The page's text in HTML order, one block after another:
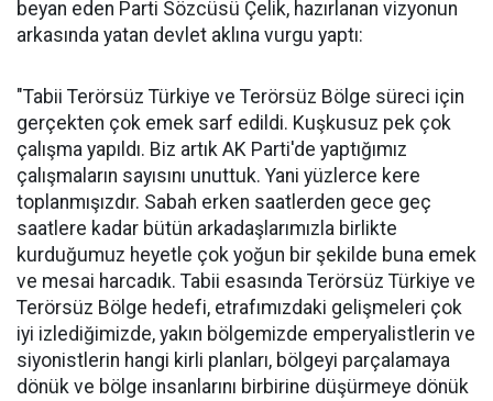
beyan eden Parti Sözcüsü Çelik, hazırlanan vizyonun
arkasında yatan devlet aklına vurgu yaptı:
"Tabii Terörsüz Türkiye ve Terörsüz Bölge süreci için
gerçekten çok emek sarf edildi. Kuşkusuz pek çok
çalışma yapıldı. Biz artık AK Parti'de yaptığımız
çalışmaların sayısını unuttuk. Yani yüzlerce kere
toplanmışızdır. Sabah erken saatlerden gece geç
saatlere kadar bütün arkadaşlarımızla birlikte
kurduğumuz heyetle çok yoğun bir şekilde buna emek
ve mesai harcadık. Tabii esasında Terörsüz Türkiye ve
Terörsüz Bölge hedefi, etrafımızdaki gelişmeleri çok
iyi izlediğimizde, yakın bölgemizde emperyalistlerin ve
siyonistlerin hangi kirli planları, bölgeyi parçalamaya
dönük ve bölge insanlarını birbirine düşürmeye dönük